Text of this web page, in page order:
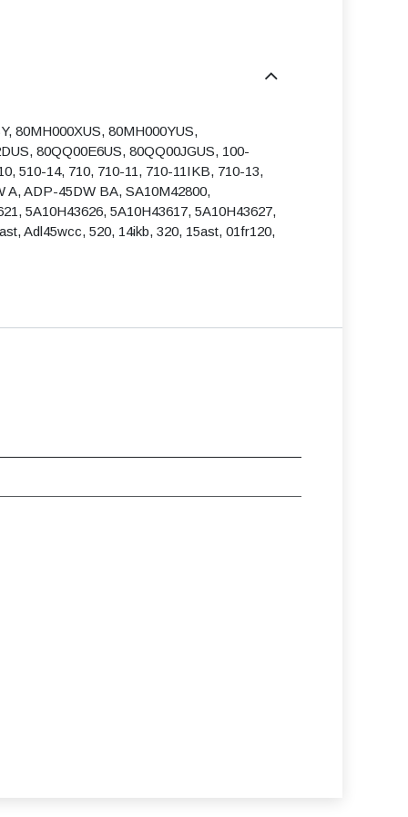
80MH000XUS, 80MH000YUS,
80QQ00E6US, 80QQ00JGUS, 100-
510-14, 710, 710-11, 710-11IKB, 710-13,
A, ADP-45DW BA, SA10M42800,
5A10H43626, 5A10H43617, 5A10H43627,
Adl45wcc, 520, 14ikb, 320, 15ast, 01fr120,